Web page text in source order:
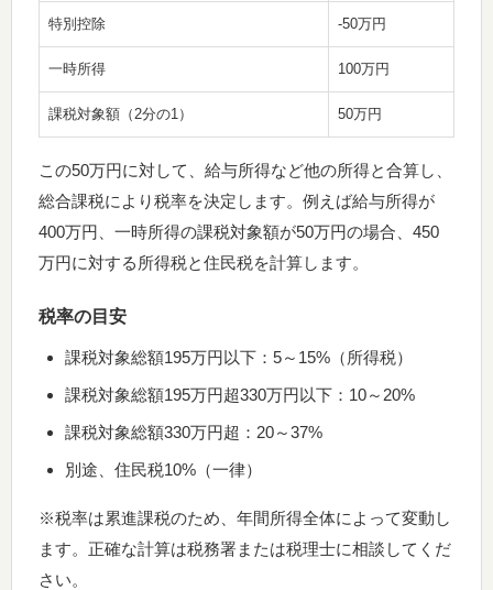
特別控除 -50万円
一時所得 100万円
課税対象額（2分の1） 50万円
この50万円に対して、給与所得など他の所得と合算し、
総合課税により税率を決定します。例えば給与所得が
400万円、一時所得の課税対象額が50万円の場合、450
万円に対する所得税と住民税を計算します。
税率の目安
課税対象総額195万円以下：5～15%（所得税）
課税対象総額195万円超330万円以下：10～20%
課税対象総額330万円超：20～37%
別途、住民税10%（一律）
※税率は累進課税のため、年間所得全体によって変動し
ます。正確な計算は税務署または税理士に相談してくだ
さい。